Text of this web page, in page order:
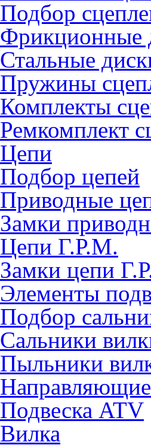
Подбор
Фрикционные
Стальные
Пружины
Комплекты
Ремкомплект
Цепи
Подбор цепей
Приводные
Замки
Цепи Г.Р.М.
Замки цепи
Элементы
Подбор
Сальники
Пыльники
Направляющие
Подвеска ATV
Вилка